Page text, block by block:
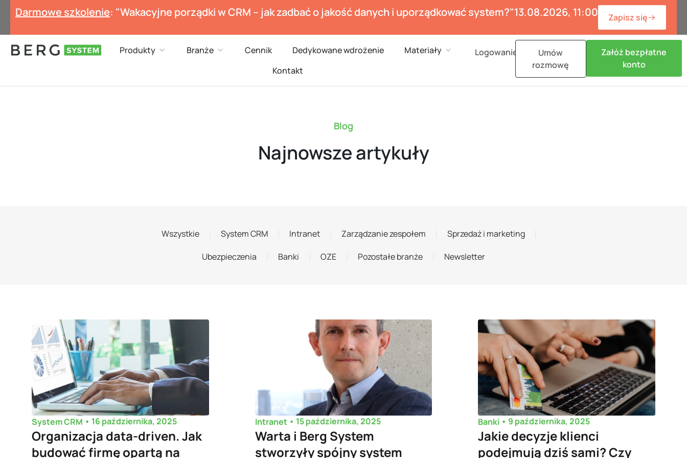
Darmowe szkolenie: "Wakacyjne porządki w CRM – jak zadbać o jakość danych i uporządkować system?"13.08.2026, 11:00 Zapisz się
Produkty Open Produkty
Branże Open Branże
Cennik Dedykowane wdrożenie Materiały Open Materiały
Kontakt
Logowanie
Umów
rozmowę
Załóż bezpłatne
konto
Blog
Najnowsze artykuły
Wszystkie System CRM Intranet Zarządzanie zespołem Sprzedaż i marketing
Ubezpieczenia Banki OZE Pozostałe branże Newsletter
System CRM • 16 października, 2025
Organizacja data-driven. Jak
budować firmę opartą na
Intranet • 15 października, 2025
Warta i Berg System
stworzyły spójny system
Banki • 9 października, 2025
Jakie decyzje klienci
podejmują dziś sami? Czy